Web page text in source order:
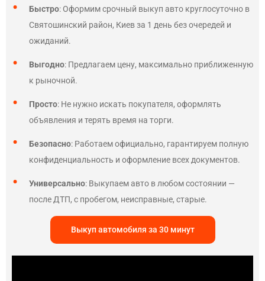
Быстро: Оформим срочный выкуп авто круглосуточно в
Святошинский район, Киев за 1 день без очередей и
ожиданий.
Выгодно: Предлагаем цену, максимально приближенную
к рыночной.
Просто: Не нужно искать покупателя, оформлять
объявления и терять время на торги.
Безопасно: Работаем официально, гарантируем полную
конфиденциальность и оформление всех документов.
Универсально: Выкупаем авто в любом состоянии —
после ДТП, с пробегом, неисправные, старые.
Выкуп автомобиля за 30 минут